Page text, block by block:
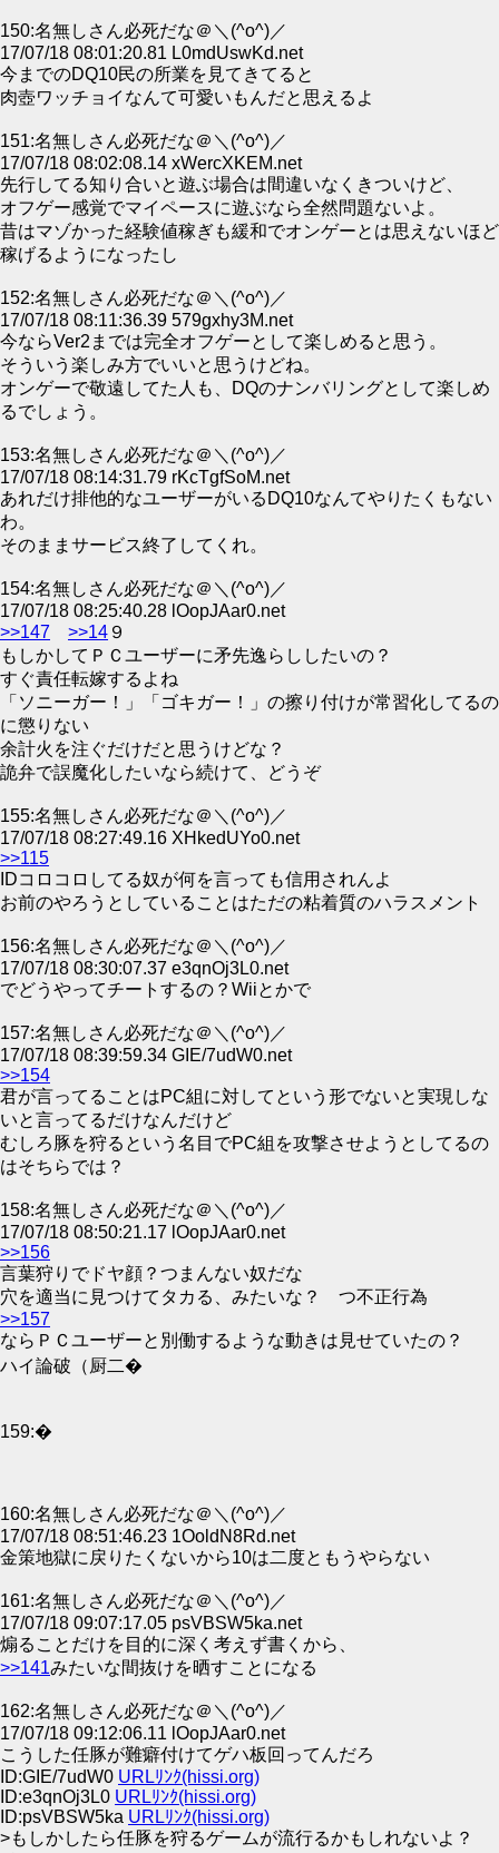
150:名無しさん必死だな＠＼(^o^)／
17/07/18 08:01:20.81 L0mdUswKd.net
今までのDQ10民の所業を見てきてると
肉壺ワッチョイなんて可愛いもんだと思えるよ
151:名無しさん必死だな＠＼(^o^)／
17/07/18 08:02:08.14 xWercXKEM.net
先行してる知り合いと遊ぶ場合は間違いなくきついけど、
オフゲー感覚でマイペースに遊ぶなら全然問題ないよ。
昔はマゾかった経験値稼ぎも緩和でオンゲーとは思えないほど
稼げるようになったし
152:名無しさん必死だな＠＼(^o^)／
17/07/18 08:11:36.39 579gxhy3M.net
今ならVer2までは完全オフゲーとして楽しめると思う。
そういう楽しみ方でいいと思うけどね。
オンゲーで敬遠してた人も、DQのナンバリングとして楽しめ
るでしょう。
153:名無しさん必死だな＠＼(^o^)／
17/07/18 08:14:31.79 rKcTgfSoM.net
あれだけ排他的なユーザーがいるDQ10なんてやりたくもない
わ。
そのままサービス終了してくれ。
154:名無しさん必死だな＠＼(^o^)／
17/07/18 08:25:40.28 lOopJAar0.net
>>147
>>14 ９
もしかしてＰＣユーザーに矛先逸らししたいの？
すぐ責任転嫁するよね
「ソニーガー！」「ゴキガー！」の擦り付けが常習化してるの
に懲りない
余計火を注ぐだけだと思うけどな？
詭弁で誤魔化したいなら続けて、どうぞ
155:名無しさん必死だな＠＼(^o^)／
17/07/18 08:27:49.16 XHkedUYo0.net
>>115
IDコロコロしてる奴が何を言っても信用されんよ
お前のやろうとしていることはただの粘着質のハラスメント
156:名無しさん必死だな＠＼(^o^)／
17/07/18 08:30:07.37 e3qnOj3L0.net
でどうやってチートするの？Wiiとかで
157:名無しさん必死だな＠＼(^o^)／
17/07/18 08:39:59.34 GIE/7udW0.net
>>154
君が言ってることはPC組に対してという形でないと実現しな
いと言ってるだけなんだけど
むしろ豚を狩るという名目でPC組を攻撃させようとしてるの
はそちらでは？
158:名無しさん必死だな＠＼(^o^)／
17/07/18 08:50:21.17 lOopJAar0.net
>>156
言葉狩りでドヤ顔？つまんない奴だな
穴を適当に見つけてタカる、みたいな？ つ不正行為
>>157
ならＰＣユーザーと別働するような動きは見せていたの？
ハイ論破（厨二�
159:�
160:名無しさん必死だな＠＼(^o^)／
17/07/18 08:51:46.23 1OoldN8Rd.net
金策地獄に戻りたくないから10は二度ともうやらない
161:名無しさん必死だな＠＼(^o^)／
17/07/18 09:07:17.05 psVBSW5ka.net
煽ることだけを目的に深く考えず書くから、
>>141みたいな間抜けを晒すことになる
162:名無しさん必死だな＠＼(^o^)／
17/07/18 09:12:06.11 lOopJAar0.net
こうした任豚が難癖付けてゲハ板回ってんだろ
ID:GIE/7udW0 URLﾘﾝｸ(hissi.org)
ID:e3qnOj3L0 URLﾘﾝｸ(hissi.org)
ID:psVBSW5ka URLﾘﾝｸ(hissi.org)
>もしかしたら任豚を狩るゲームが流行るかもしれないよ？